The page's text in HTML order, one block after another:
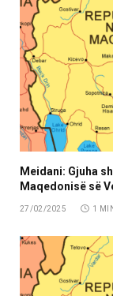
Meidani: Gjuha
Maqedonisë së
27/02/2025 1